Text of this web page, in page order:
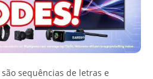
são sequências de letras e